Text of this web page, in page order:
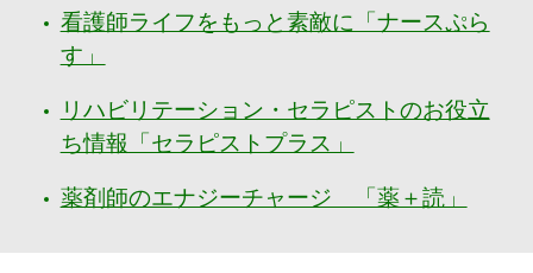
看護師ライフをもっと素敵に「ナースぷら
す」
リハビリテーション・セラピストのお役立
ち情報「セラピストプラス」
薬剤師のエナジーチャージ 「薬＋読」